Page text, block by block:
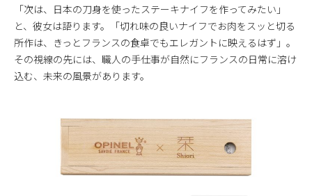
「次は、日本の刀身を使ったステーキナイフを作ってみたい」
と、彼女は語ります。「切れ味の良いナイフでお肉をスッと切る
所作は、きっとフランスの食卓でもエレガントに映えるはず」。
その視線の先には、職人の手仕事が自然にフランスの日常に溶け
込む、未来の風景があります。